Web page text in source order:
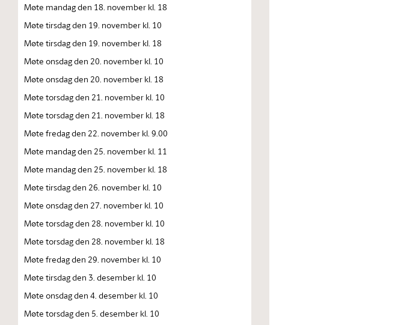
Møte mandag den 18. november kl. 18
Møte tirsdag den 19. november kl. 10
Møte tirsdag den 19. november kl. 18
Møte onsdag den 20. november kl. 10
Møte onsdag den 20. november kl. 18
Møte torsdag den 21. november kl. 10
Møte torsdag den 21. november kl. 18
Møte fredag den 22. november kl. 9.00
Møte mandag den 25. november kl. 11
Møte mandag den 25. november kl. 18
Møte tirsdag den 26. november kl. 10
Møte onsdag den 27. november kl. 10
Møte torsdag den 28. november kl. 10
Møte torsdag den 28. november kl. 18
Møte fredag den 29. november kl. 10
Møte tirsdag den 3. desember kl. 10
Møte onsdag den 4. desember kl. 10
Møte torsdag den 5. desember kl. 10